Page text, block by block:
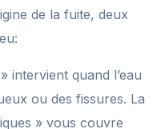
de la fuite, deux
intervient quand l’eau
ou des fissures. La
» vous couvre